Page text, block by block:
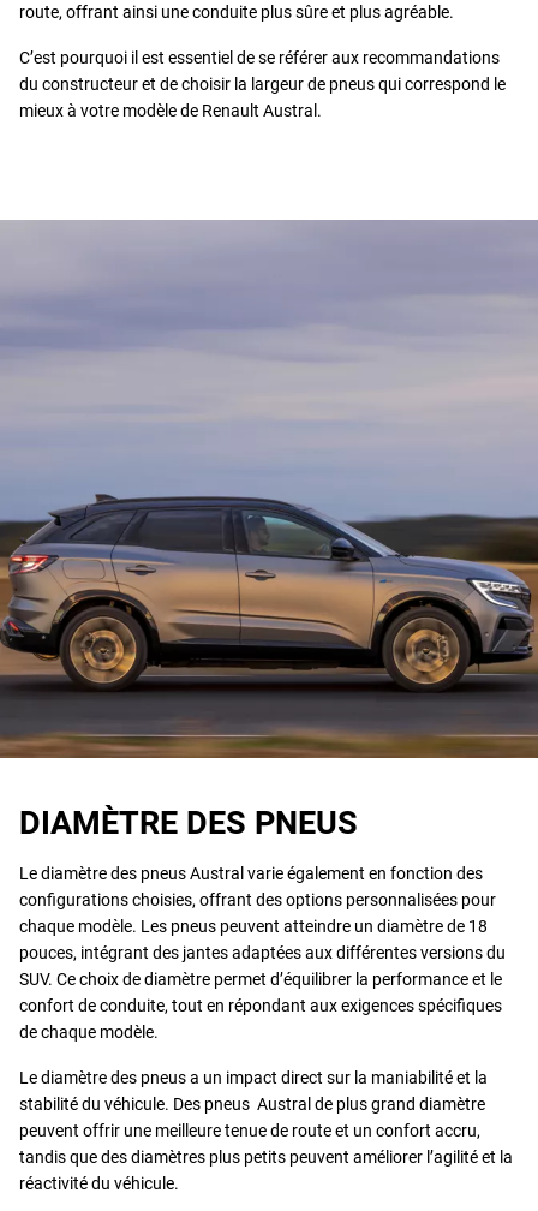
route, offrant ainsi une conduite plus sûre et plus agréable.
C’est pourquoi il est essentiel de se référer aux recommandations
du constructeur et de choisir la largeur de pneus qui correspond le
mieux à votre modèle de Renault Austral.
DIAMÈTRE DES PNEUS
Le diamètre des pneus Austral varie également en fonction des
configurations choisies, offrant des options personnalisées pour
chaque modèle. Les pneus peuvent atteindre un diamètre de 18
pouces, intégrant des jantes adaptées aux différentes versions du
SUV. Ce choix de diamètre permet d’équilibrer la performance et le
confort de conduite, tout en répondant aux exigences spécifiques
de chaque modèle.
Le diamètre des pneus a un impact direct sur la maniabilité et la
stabilité du véhicule. Des pneus Austral de plus grand diamètre
peuvent offrir une meilleure tenue de route et un confort accru,
tandis que des diamètres plus petits peuvent améliorer l’agilité et la
réactivité du véhicule.